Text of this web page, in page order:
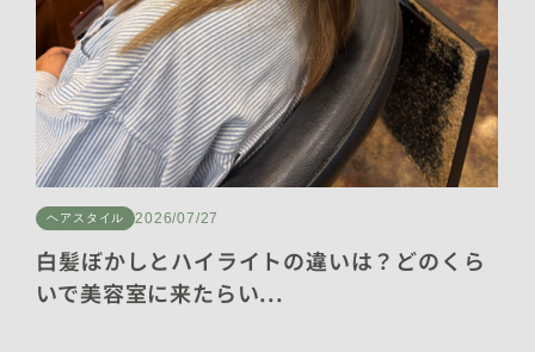
2025年7月 [19]
2025年6月 [16]
2025年5月 [9]
2025年4月 [3]
2025年2月 [9]
ヘアスタイル 2026/07/27
白髪ぼかしとハイライトの違いは？どのくら
いで美容室に来たらい...